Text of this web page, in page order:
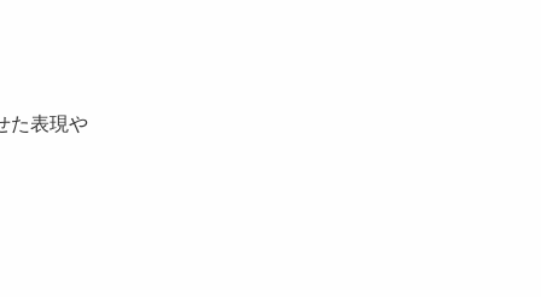
た表現や